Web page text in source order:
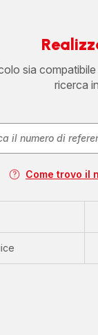
sia
ricerca
Come trovo il